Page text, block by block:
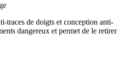
traces de doigts et conception anti-
dangereux et permet de le retirer